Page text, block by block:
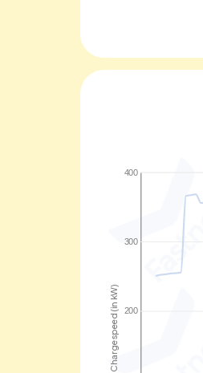
200
300
400
Charge speed (in kW)